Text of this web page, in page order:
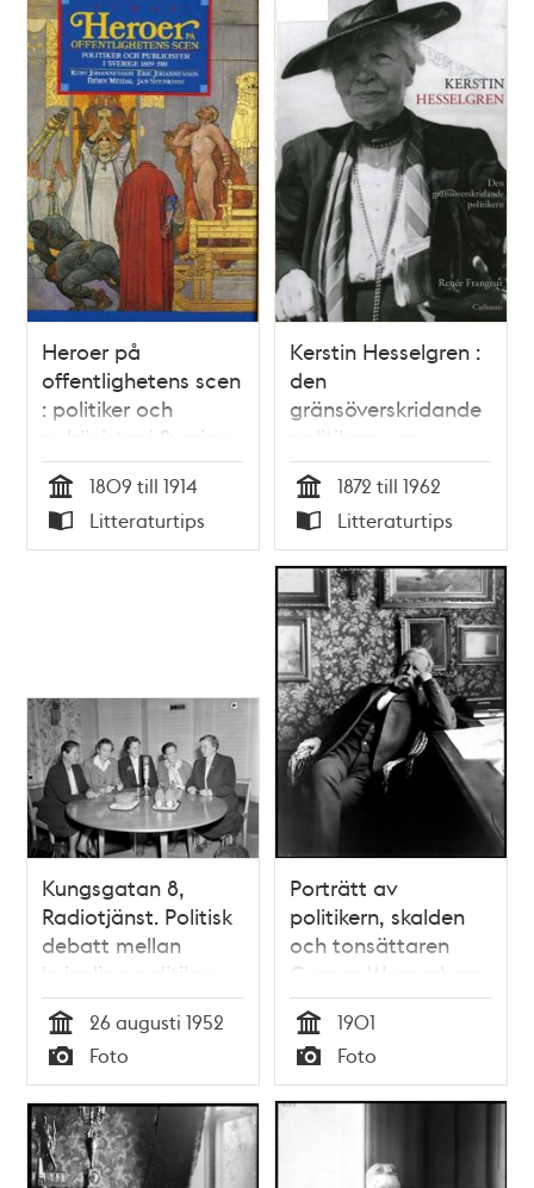
Heroer på
offentlighetens scen
: politiker och
publicister i Sverige
1809-1914
Tid
1809 till 1914
Typ
Litteraturtips
Kerstin Hesselgren :
den
gränsöverskridande
politikern : en
biografi / Renée
Frangeur
Tid
1872 till 1962
Typ
Litteraturtips
Kungsgatan 8,
Radiotjänst. Politisk
debatt mellan
kvinnliga politiker
om samhällets och
hemmens ekonomi.
Ebon Andersson (h),
Margit Vinge (fp),
Inga Thorsson (s),
Rodney Öhman (k),
Karin Collin (bf)
Tid
26 augusti 1952
Typ
Foto
Porträtt av
politikern, skalden
och tonsättaren
Gunnar Wennerberg
Tid
1901
Typ
Foto